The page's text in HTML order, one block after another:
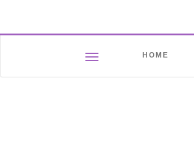
Toggle navigation
HOME